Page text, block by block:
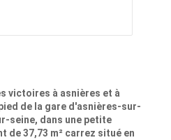
victoires à asnières et à
de la gare d'asnières-sur-
seine, dans une petite
de 37,73 m² carrez situé en